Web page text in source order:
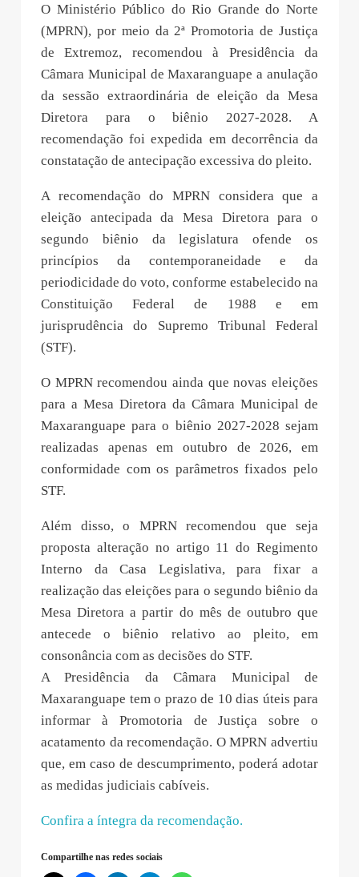
O Ministério Público do Rio Grande do Norte
(MPRN), por meio da 2ª Promotoria de Justiça
de Extremoz, recomendou à Presidência da
Câmara Municipal de Maxaranguape a anulação
da sessão extraordinária de eleição da Mesa
Diretora para o biênio 2027-2028. A
recomendação foi expedida em decorrência da
constatação de antecipação excessiva do pleito.
A recomendação do MPRN considera que a
eleição antecipada da Mesa Diretora para o
segundo biênio da legislatura ofende os
princípios da contemporaneidade e da
periodicidade do voto, conforme estabelecido na
Constituição Federal de 1988 e em
jurisprudência do Supremo Tribunal Federal
(STF).
O MPRN recomendou ainda que novas eleições
para a Mesa Diretora da Câmara Municipal de
Maxaranguape para o biênio 2027-2028 sejam
realizadas apenas em outubro de 2026, em
conformidade com os parâmetros fixados pelo
STF.
Além disso, o MPRN recomendou que seja
proposta alteração no artigo 11 do Regimento
Interno da Casa Legislativa, para fixar a
realização das eleições para o segundo biênio da
Mesa Diretora a partir do mês de outubro que
antecede o biênio relativo ao pleito, em
consonância com as decisões do STF.
A Presidência da Câmara Municipal de
Maxaranguape tem o prazo de 10 dias úteis para
informar à Promotoria de Justiça sobre o
acatamento da recomendação. O MPRN advertiu
que, em caso de descumprimento, poderá adotar
as medidas judiciais cabíveis.
Confira a íntegra da recomendação.
Compartilhe nas redes sociais